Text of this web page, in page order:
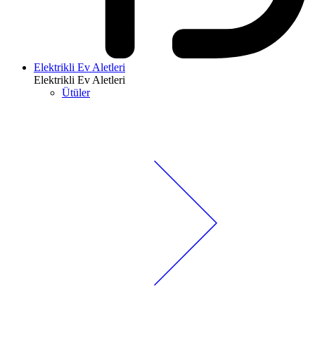
Elektrikli Ev Aletleri
Elektrikli Ev Aletleri
Ütüler